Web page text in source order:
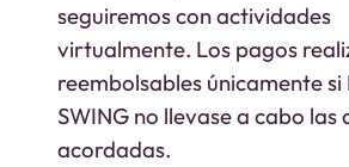
seguiremos con actividades
virtualmente. Los pagos
reembolsables únicamente si
SWING no llevase a cabo
acordadas.